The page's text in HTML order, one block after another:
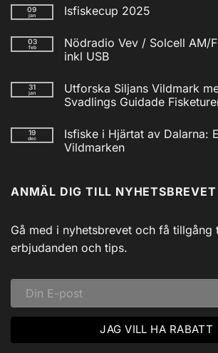
09
jan Isfiskecup 2025
till
Isfiskecup
2025
03
feb
Nödradio Vev / Solcell AM/
inkl USB
till
Nödradio
Vev
AM/FM
Powerbank
inkl
31
jan
Utforska Siljans Vildmark
Svadlings Guidade
till
Utforska
Siljans
Svadlings
Guidade
19
dec
Isfiske i Hjärtat av Dalarna:
Vildmarken
Isfiske
i
Dalarna:
Ett
Vinteräventyr
i
ANMÄL DIG TILL NYHETSBREVET
Gå med i nyhetsbrevet och få tillgång
erbjudanden och tips.